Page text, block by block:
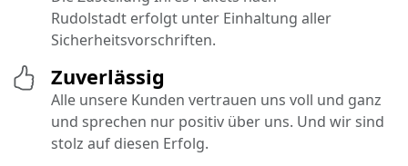
Rudolstadt erfolgt unter Einhaltung aller
Sicherheitsvorschriften.
Zuverlässig
Alle unsere Kunden vertrauen uns voll und ganz
und sprechen nur positiv über uns. Und wir sind
stolz auf diesen Erfolg.